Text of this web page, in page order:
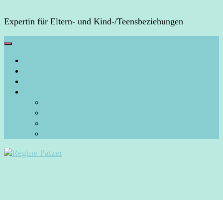
Expertin für Eltern- und Kind-/Teensbeziehungen